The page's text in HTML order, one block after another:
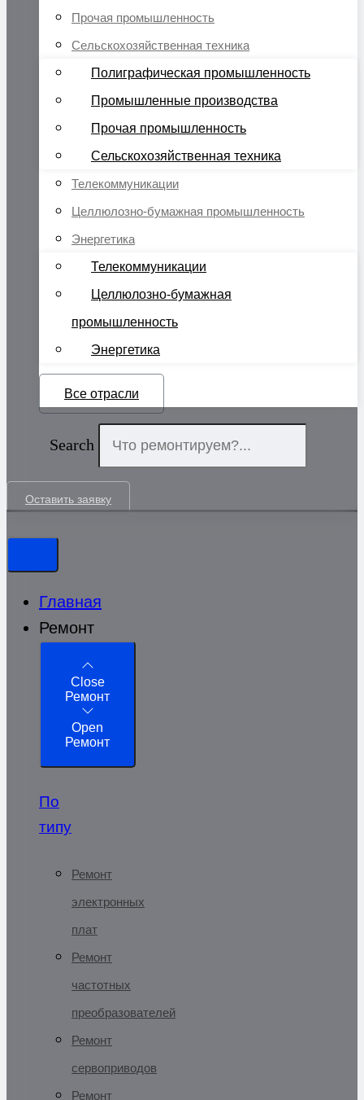
Прочая промышленность
Сельскохозяйственная техника
Полиграфическая промышленность
Промышленные производства
Прочая промышленность
Сельскохозяйственная техника
Телекоммуникации
Целлюлозно-бумажная промышленность
Энергетика
Телекоммуникации
Целлюлозно-бумажная
промышленность
Энергетика
Все отрасли
Search
Оставить заявку
Главная
Ремонт
Close
Ремонт
Open
Ремонт
По
типу
Ремонт
электронных
плат
Ремонт
частотных
преобразователей
Ремонт
сервоприводов
Ремонт